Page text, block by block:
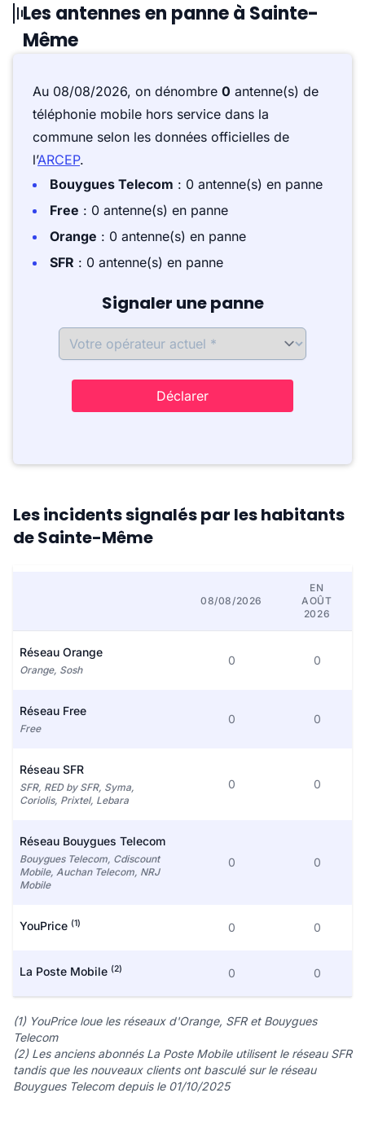
Les antennes en panne à Sainte-
Même
Au 08/08/2026, on dénombre 0 antenne(s) de
téléphonie mobile hors service dans la
commune selon les données officielles de
l’ARCEP.
Bouygues Telecom : 0 antenne(s) en panne
Free : 0 antenne(s) en panne
Orange : 0 antenne(s) en panne
SFR : 0 antenne(s) en panne
Signaler une panne
Déclarer
Les incidents signalés par les habitants
de Sainte-Même
08/08/2026
EN
AOÛT
2026
Réseau Orange
Orange, Sosh
0 0
Réseau Free
Free
0 0
Réseau SFR
SFR, RED by SFR, Syma,
Coriolis, Prixtel, Lebara
0 0
Réseau Bouygues Telecom
Bouygues Telecom, Cdiscount
Mobile, Auchan Telecom, NRJ
Mobile
0 0
YouPrice (1) 0 0
La Poste Mobile (2) 0 0
(1) YouPrice loue les réseaux d'Orange, SFR et Bouygues
Telecom
(2) Les anciens abonnés La Poste Mobile utilisent le réseau SFR
tandis que les nouveaux clients ont basculé sur le réseau
Bouygues Telecom depuis le 01/10/2025